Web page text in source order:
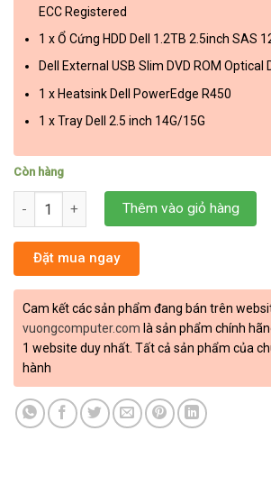
ECC Registered
1 x Ổ Cứng HDD Dell 1.2TB 2.5inch SAS
Dell External USB Slim DVD ROM Optical
1 x Heatsink Dell PowerEdge R450
1 x Tray Dell 2.5 inch 14G/15G
Còn hàng
SERVER DELL POWEREDGE R450 -8 X 2.5
Thêm vào giỏ hàng
Đặt mua ngay
Cam kết các sản phẩm đang bán trên
vuongcomputer.com là sản phẩm chính
1 website duy nhất. Tất cả sản phẩm của
hành